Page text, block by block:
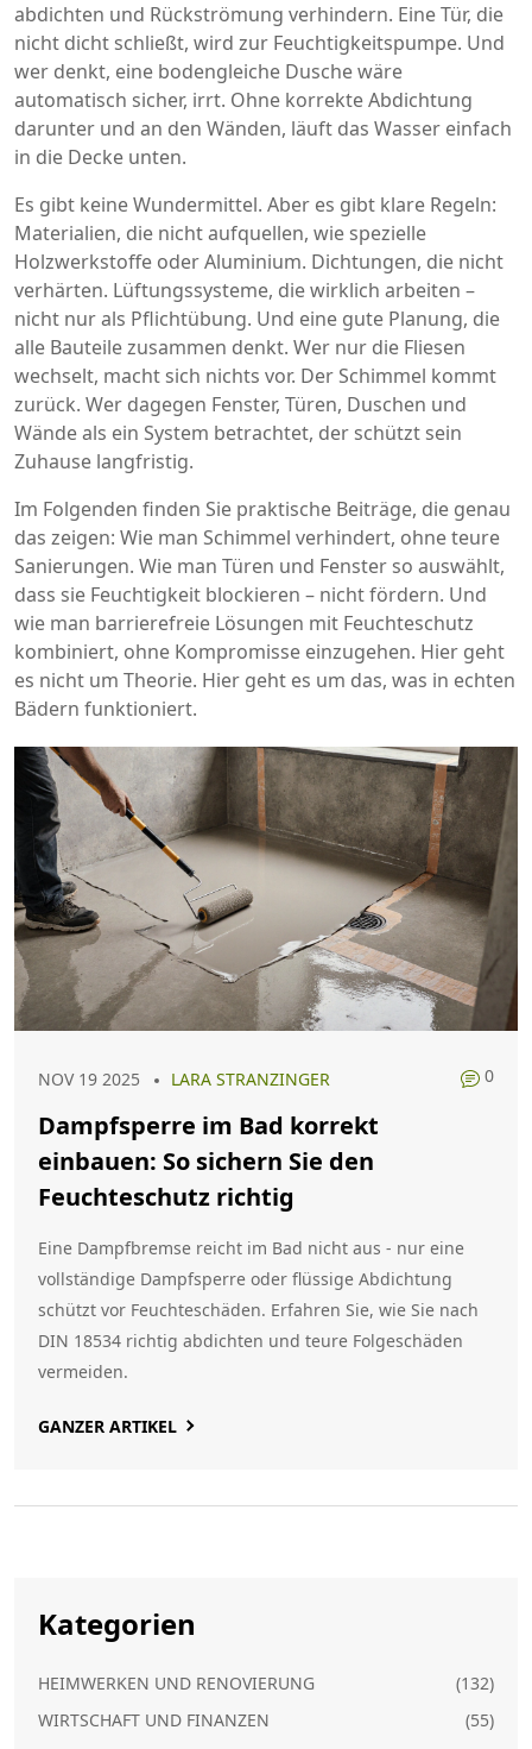
abdichten und Rückströmung verhindern. Eine Tür, die
nicht dicht schließt, wird zur Feuchtigkeitspumpe. Und
wer denkt, eine bodengleiche Dusche wäre
automatisch sicher, irrt. Ohne korrekte Abdichtung
darunter und an den Wänden, läuft das Wasser einfach
in die Decke unten.
Es gibt keine Wundermittel. Aber es gibt klare Regeln:
Materialien, die nicht aufquellen, wie spezielle
Holzwerkstoffe oder Aluminium. Dichtungen, die nicht
verhärten. Lüftungssysteme, die wirklich arbeiten –
nicht nur als Pflichtübung. Und eine gute Planung, die
alle Bauteile zusammen denkt. Wer nur die Fliesen
wechselt, macht sich nichts vor. Der Schimmel kommt
zurück. Wer dagegen Fenster, Türen, Duschen und
Wände als ein System betrachtet, der schützt sein
Zuhause langfristig.
Im Folgenden finden Sie praktische Beiträge, die genau
das zeigen: Wie man Schimmel verhindert, ohne teure
Sanierungen. Wie man Türen und Fenster so auswählt,
dass sie Feuchtigkeit blockieren – nicht fördern. Und
wie man barrierefreie Lösungen mit Feuchteschutz
kombiniert, ohne Kompromisse einzugehen. Hier geht
es nicht um Theorie. Hier geht es um das, was in echten
Bädern funktioniert.
NOV 19 2025 LARA STRANZINGER 0
Dampfsperre im Bad korrekt
einbauen: So sichern Sie den
Feuchteschutz richtig
Eine Dampfbremse reicht im Bad nicht aus - nur eine
vollständige Dampfsperre oder flüssige Abdichtung
schützt vor Feuchteschäden. Erfahren Sie, wie Sie nach
DIN 18534 richtig abdichten und teure Folgeschäden
vermeiden.
GANZER ARTIKEL
Kategorien
HEIMWERKEN UND RENOVIERUNG
(132)
WIRTSCHAFT UND FINANZEN
(55)